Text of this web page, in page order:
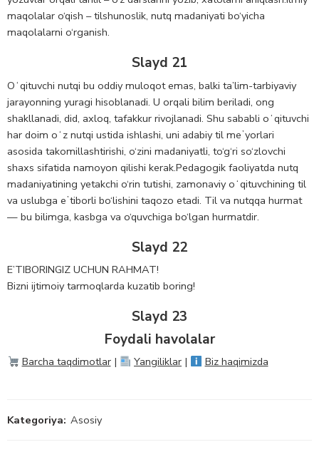
maqolalar o‘qish – tilshunoslik, nutq madaniyati bo‘yicha
maqolalarni o‘rganish.
Slayd 21
Oʻqituvchi nutqi bu oddiy muloqot emas, balki ta’lim-tarbiyaviy
jarayonning yuragi hisoblanadi. U orqali bilim beriladi, ong
shakllanadi, did, axloq, tafakkur rivojlanadi. Shu sababli oʻqituvchi
har doim oʻz nutqi ustida ishlashi, uni adabiy til meʼyorlari
asosida takomillashtirishi, o‘zini madaniyatli, to‘g‘ri so‘zlovchi
shaxs sifatida namoyon qilishi kerak.Pedagogik faoliyatda nutq
madaniyatining yetakchi o‘rin tutishi, zamonaviy oʻqituvchining til
va uslubga eʼtiborli bo‘lishini taqozo etadi. Til va nutqqa hurmat
— bu bilimga, kasbga va o‘quvchiga bo‘lgan hurmatdir.
Slayd 22
E’TIBORINGIZ UCHUN RAHMAT!
Bizni ijtimoiy tarmoqlarda kuzatib boring!
Slayd 23
Foydali havolalar
Barcha taqdimotlar| Yangiliklar | Biz haqimizda
Kategoriya: Asosiy